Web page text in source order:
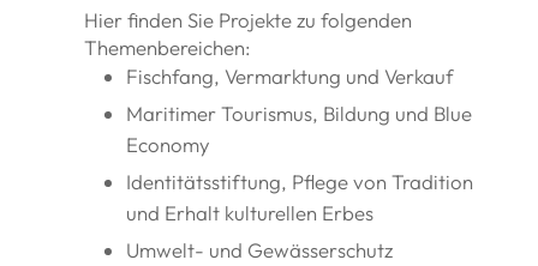
Hier finden Sie Projekte zu folgenden
Themenbereichen:
Fischfang, Vermarktung und Verkauf
Maritimer Tourismus, Bildung und Blue
Economy
Identitätsstiftung, Pflege von Tradition
und Erhalt kulturellen Erbes
Umwelt- und Gewässerschutz